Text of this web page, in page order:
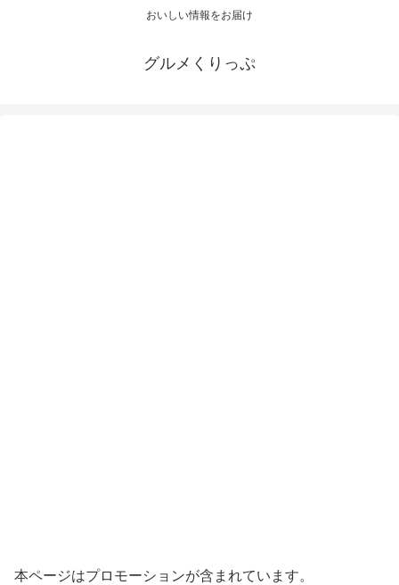
おいしい情報をお届け
グルメくりっぷ
本ページはプロモーションが含まれています。